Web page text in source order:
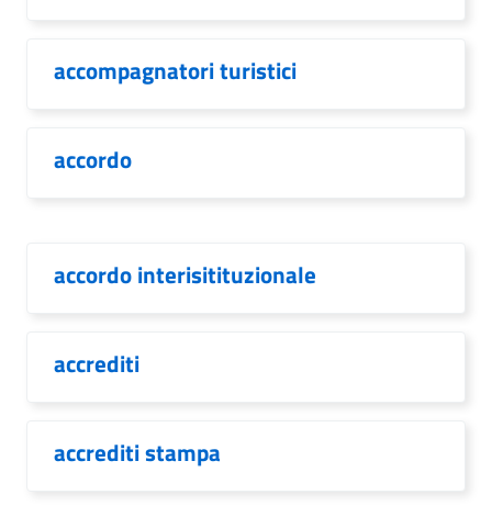
accompagnatori turistici
accordo
accordo interisitituzionale
accrediti
accrediti stampa